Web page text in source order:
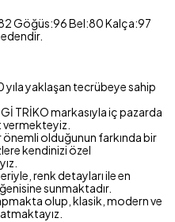
Göğüs:96 Bel:80 Kalça:97
yaklaşan tecrübeye sahip
TRİKO markasıyla iç pazarda
olduğunun farkında bir
kendinizi özel
renk detayları ile en
sunmaktadır.
olup, klasik, modern ve